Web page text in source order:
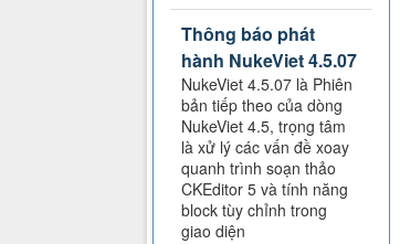
Thông báo phát
hành NukeViet 4.5.07
NukeViet 4.5.07 là Phiên
bản tiếp theo của dòng
NukeViet 4.5, trọng tâm
là xử lý các vấn đề xoay
quanh trình soạn thảo
CKEditor 5 và tính năng
block tùy chỉnh trong
giao diện